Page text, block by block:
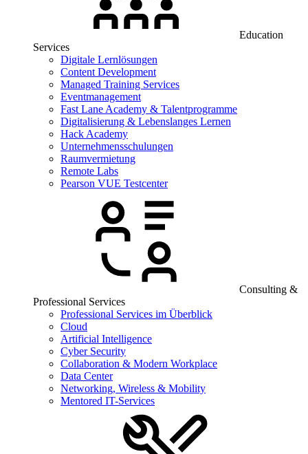
Education
Services
Digitale Lernlösungen
Content Development
Managed Training Services
Eventmanagement
Fast Lane Academy & Talentprogramme
Digitalisierung & Lebenslanges Lernen
Hack Academy
Unternehmensschulungen
Raumvermietung
Remote Labs
Pearson VUE Testcenter
Consulting &
Professional Services
Professional Services im Überblick
Cloud
Artificial Intelligence
Cyber Security
Collaboration & Modern Workplace
Data Center
Networking, Wireless & Mobility
Mentored IT-Services